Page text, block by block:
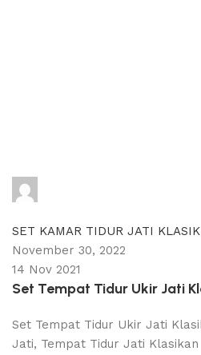
SET KAMAR TIDUR JATI KLASIK
November 30, 2022
14 Nov 2021
Set Tempat Tidur Ukir Jati
Set Tempat Tidur Ukir Jati
Jati, Tempat Tidur Jati